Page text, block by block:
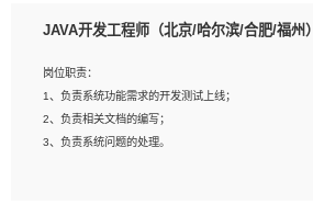
岗位要求：
2、精通linux命令。
3、熟悉oracle、mysql 数据库。
4、善于沟通，具有良好的团队合作精神和协作能力。
5、必须有实际的生产环境系统维护经验。
JAVA开发工程师（北京/哈尔滨/合肥/福州）
岗位职责：
1、负责系统功能需求的开发测试上线；
2、负责相关文档的编写；
3、负责系统问题的处理。